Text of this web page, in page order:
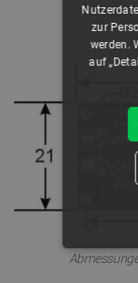
zur
werden.
auf